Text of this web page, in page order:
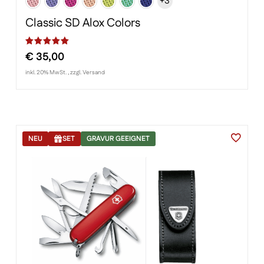
Classic SD Alox Colors
Bewertet mit
€ 35,00
inkl. 20% MwSt. , zzgl. Versand
NEU SET GRAVUR GEEIGNET